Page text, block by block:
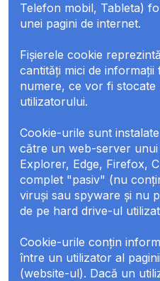
Telefon mobil, Tableta)
unei pagini de internet.
Fișierele cookie
cantități mici de informații
numere, ce vor fi stocate
utilizatorului.
Cookie-urile sunt
către un web-server
Explorer, Edge, Firefox,
complet "pasiv" (nu
viruși sau spyware și nu
de pe hard drive-ul
Cookie-urile conțin
între un utilizator al
(website-ul). Dacă un